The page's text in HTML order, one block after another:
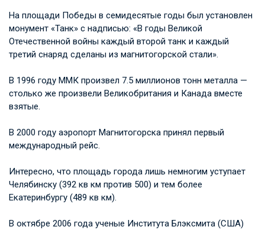
На площади Победы в семидесятые годы был установлен
монумент «Танк» с надписью: «В годы Великой
Отечественной войны каждый второй танк и каждый
третий снаряд сделаны из магнитогорской стали».
В 1996 году ММК произвел 7.5 миллионов тонн металла —
столько же произвели Великобритания и Канада вместе
взятые.
В 2000 году аэропорт Магнитогорска принял первый
международный рейс.
Интересно, что площадь города лишь немногим уступает
Челябинску (392 кв км против 500) и тем более
Екатеринбургу (489 кв км).
В октябре 2006 года ученые Института Блэксмита (США)